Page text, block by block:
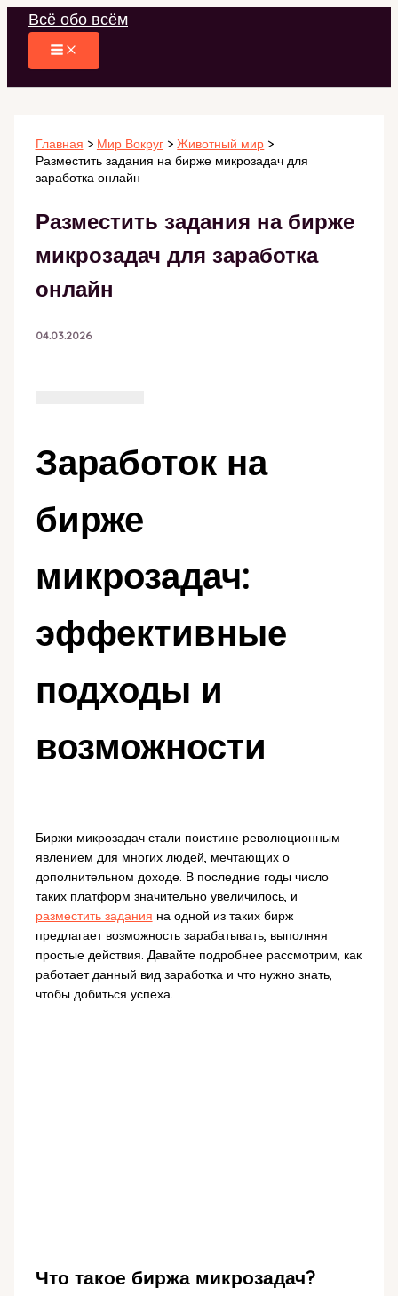
Перейти
содержимому
Всё обо всём
Главная Мир Вокруг
Животный мир
Разместить задания на бирже микрозадач для
заработка онлайн
Разместить задания на бирже
микрозадач для заработка
онлайн
04.03.2026
Заработок на
бирже
микрозадач:
эффективные
подходы и
возможности
Биржи микрозадач стали поистине революционным
явлением для многих людей, мечтающих о
дополнительном доходе. В последние годы число
таких платформ значительно увеличилось, и
разместить задания на одной из таких бирж
предлагает возможность зарабатывать, выполняя
простые действия. Давайте подробнее рассмотрим, как
работает данный вид заработка и что нужно знать,
чтобы добиться успеха.
Что такое биржа микрозадач?